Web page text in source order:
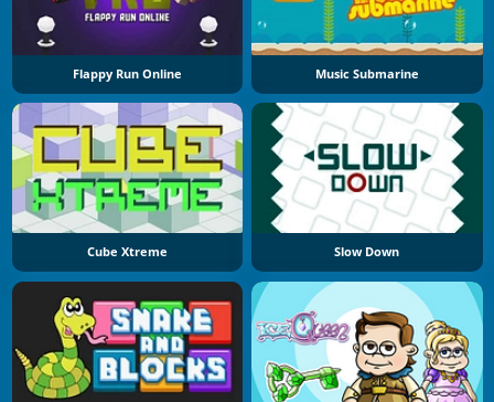
Flappy Run Online Music Submarine
Cube Xtreme Slow Down